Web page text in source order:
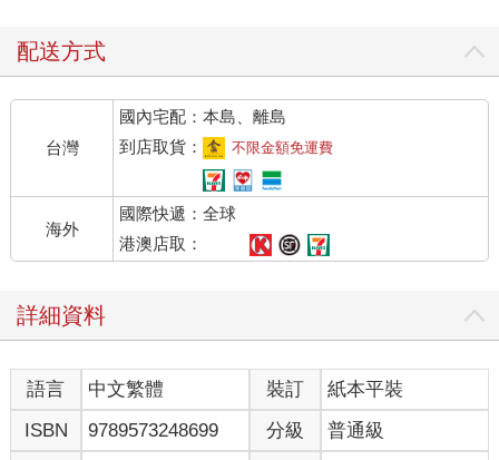
配送方式
台灣
國內宅配：本島、離島
到店取貨：
不限金額免運費
海外
國際快遞：全球
港澳店取：
詳細資料
語言 中文繁體 裝訂
紙本平裝
ISBN
9789573248699 分級 普通級